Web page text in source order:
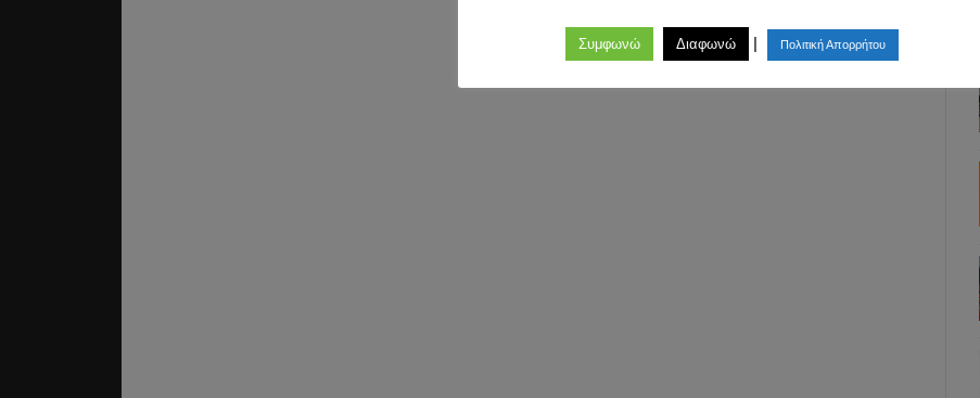
Συμφωνώ Διαφωνώ | Πολιτική Απορρήτου